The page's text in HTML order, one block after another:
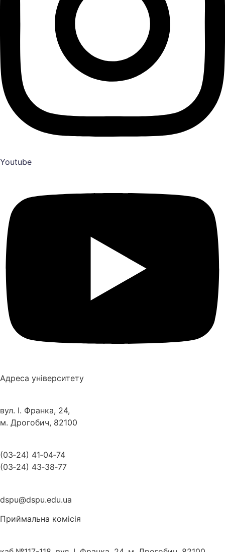
Youtube
Адреса університету
вул. І. Франка, 24,
м. Дрогобич, 82100
(03‑24) 41‑04‑74
(03‑24) 43‑38‑77
dspu@dspu.edu.ua
Приймальна комісія